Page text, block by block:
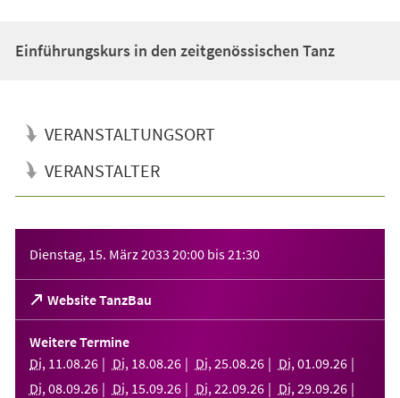
Einführungskurs in den zeitgenössischen Tanz
VERANSTALTUNGSORT
VERANSTALTER
Dienstag, 15. März 2033 20:00 bis21:30
Website TanzBau
(Öffnet
in
einem
neuen
Tab)
Weitere Termine
Di, 11 .08.26 Di, 18.08.26 Di, 25.08.26 Di, 01 .09.26
Di, 08.09.26 Di, 15.09.26 Di, 22.09.26 Di, 29.09.26